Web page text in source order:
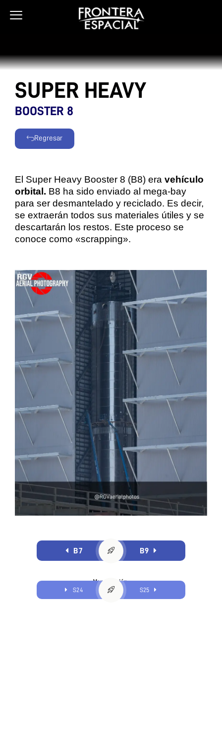
SUPER HEAVY
BOOSTER 8
Regresar
El Super Heavy Booster 8 (B8) era vehículo
orbital. B8 ha sido enviado al mega-bay
para ser desmantelado y reciclado. Es decir,
se extraerán todos sus materiales útiles y se
descartarán los restos. Este proceso se
conoce como «scrapping».
B7 B9
Ver también:
S24 S25